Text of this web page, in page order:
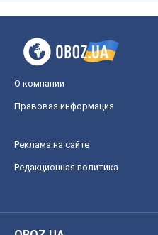
О компании
Правовая информация
Реклама на сайте
Редакционная политика